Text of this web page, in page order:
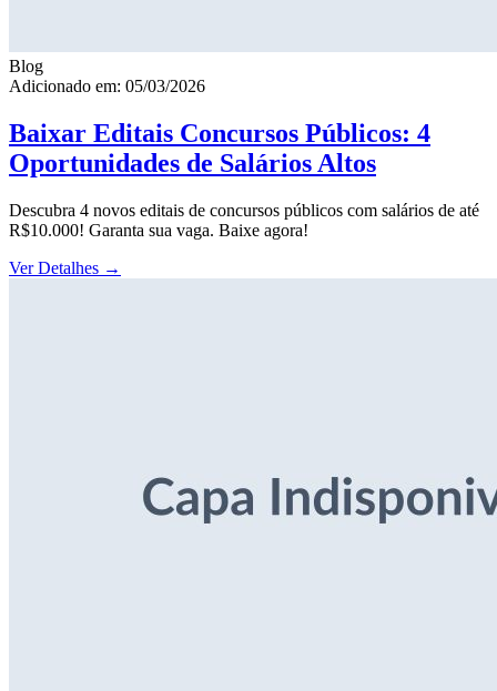
Blog
Adicionado em: 05/03/2026
Baixar Editais Concursos Públicos: 4
Oportunidades de Salários Altos
Descubra 4 novos editais de concursos públicos com salários de até
R$10.000! Garanta sua vaga. Baixe agora!
Ver Detalhes →